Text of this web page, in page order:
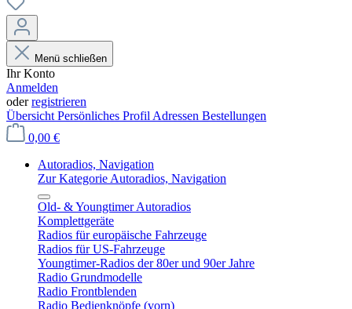
Menü schließen
Ihr Konto
Anmelden
oderregistrieren
Übersicht Persönliches Profil Adressen Bestellungen
0,00 €
Autoradios, Navigation
Zur Kategorie Autoradios, Navigation
Old- & Youngtimer Autoradios
Komplettgeräte
Radios für europäische Fahrzeuge
Radios für US-Fahrzeuge
Youngtimer-Radios der 80er und 90er Jahre
Radio Grundmodelle
Radio Frontblenden
Radio Bedienknöpfe (vorn)